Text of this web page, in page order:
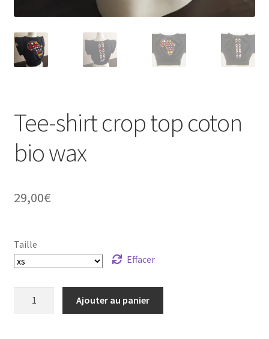
Tee-shirt crop top coton
bio wax
29,00€
Taille
Effacer
Ajouter au panier